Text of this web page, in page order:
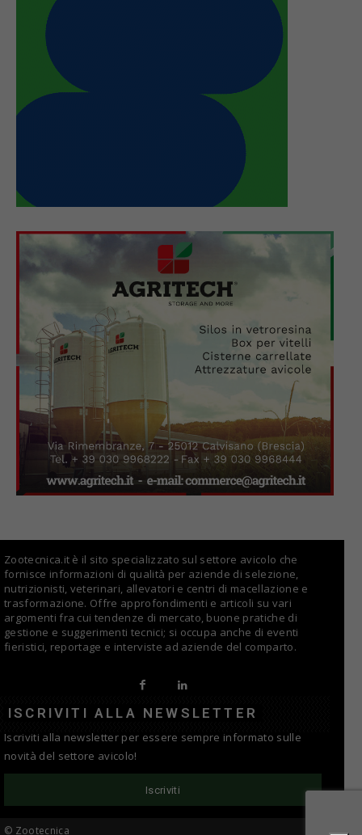
Zootecnica.it è il sito specializzato sul settore avicolo che
fornisce informazioni di qualità per aziende di selezione,
nutrizionisti, veterinari, allevatori e centri di macellazione e
trasformazione. Offre approfondimenti e articoli su vari
argomenti fra cui tendenze di mercato, buone pratiche di
gestione e suggerimenti tecnici; si occupa anche di eventi
fieristici, reportage e interviste ad aziende del comparto.
ISCRIVITI ALLA NEWSLETTER
Iscriviti alla newsletter per essere sempre informato sulle
novità del settore avicolo!
Iscriviti
© Zootecnica